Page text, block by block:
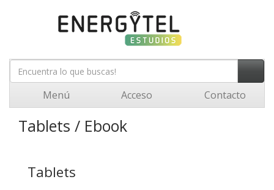
Menú Acceso Contacto
Tablets / Ebook
Tablets